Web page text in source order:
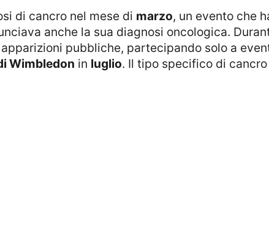
di cancro nel mese di marzo, un evento che
anche la sua diagnosi oncologica.
pubbliche, partecipando solo a
Wimbledon in luglio. Il tipo specifico di